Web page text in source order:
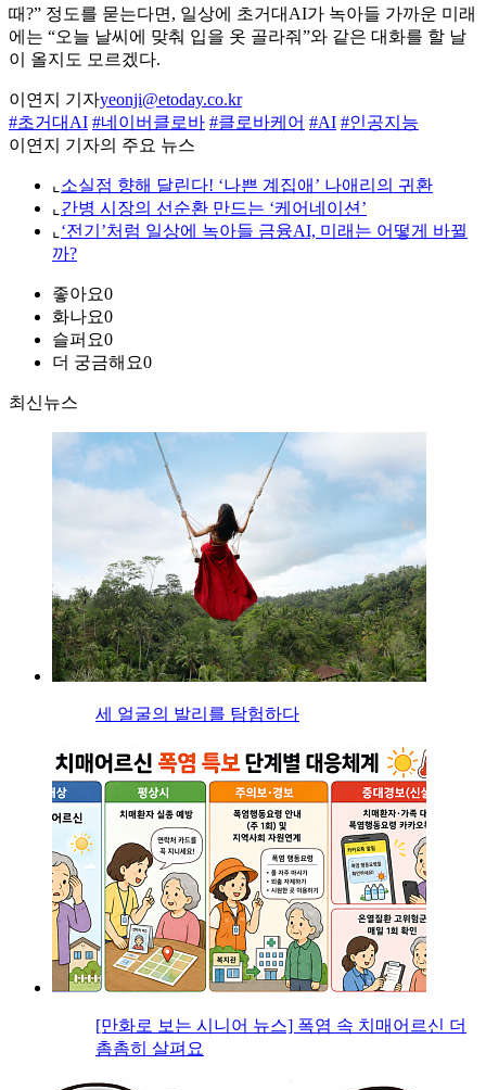
때?” 정도를 묻는다면, 일상에 초거대AI가 녹아들 가까운 미래
에는 “오늘 날씨에 맞춰 입을 옷 골라줘”와 같은 대화를 할 날
이 올지도 모르겠다.
이연지 기자yeonji@etoday.co.kr
#초거대AI #네이버클로바 #클로바케어 #AI #인공지능
이연지 기자의 주요 뉴스
⌞ 소실점 향해 달린다! ‘나쁜 계집애’ 나애리의 귀환
⌞ 간병 시장의 선순환 만드는 ‘케어네이션’
⌞ ‘전기’처럼 일상에 녹아들 금융AI, 미래는 어떻게 바뀔
까?
좋아요0
화나요0
슬퍼요0
더 궁금해요0
최신뉴스
세 얼굴의 발리를 탐험하다
[만화로 보는 시니어 뉴스] 폭염 속 치매어르신 더
촘촘히 살펴요